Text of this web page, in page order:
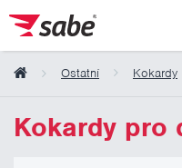
Ostatní Kokardy
Kokardy pro
Obsah košíku